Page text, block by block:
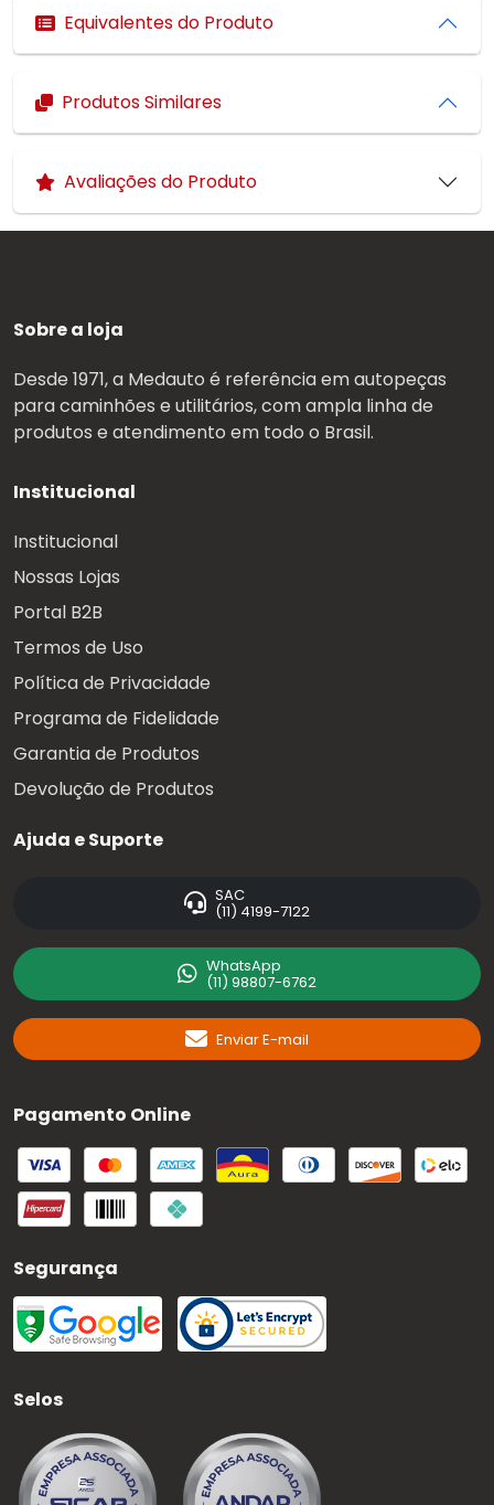
Equivalentes do Produto
Produtos Similares
Avaliações do Produto
Sobre a loja
Desde 1971, a Medauto é referência em autopeças
para caminhões e utilitários, com ampla linha de
produtos e atendimento em todo o Brasil.
Institucional
Institucional
Nossas Lojas
Portal B2B
Termos de Uso
Política de Privacidade
Programa de Fidelidade
Garantia de Produtos
Devolução de Produtos
Ajuda e Suporte
SAC
(11) 4199-7122
WhatsApp
(11) 98807-6762
Enviar E-mail
Pagamento Online
Segurança
Selos